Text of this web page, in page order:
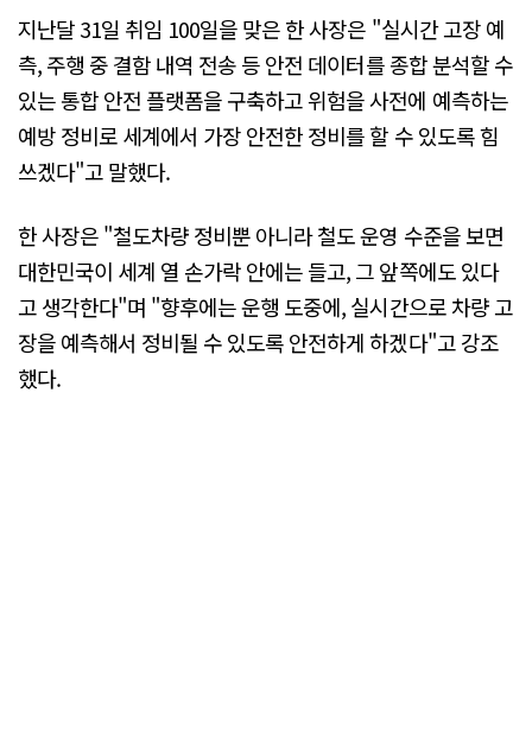
지난달 31일 취임 100일을 맞은 한 사장은 "실시간 고장 예
측, 주행 중 결함 내역 전송 등 안전 데이터를 종합 분석할 수
있는 통합 안전 플랫폼을 구축하고 위험을 사전에 예측하는
예방 정비로 세계에서 가장 안전한 정비를 할 수 있도록 힘
쓰겠다"고 말했다.
한 사장은 "철도차량 정비뿐 아니라 철도 운영 수준을 보면
대한민국이 세계 열 손가락 안에는 들고, 그 앞쪽에도 있다
고 생각한다"며 "향후에는 운행 도중에, 실시간으로 차량 고
장을 예측해서 정비될 수 있도록 안전하게 하겠다"고 강조
했다.